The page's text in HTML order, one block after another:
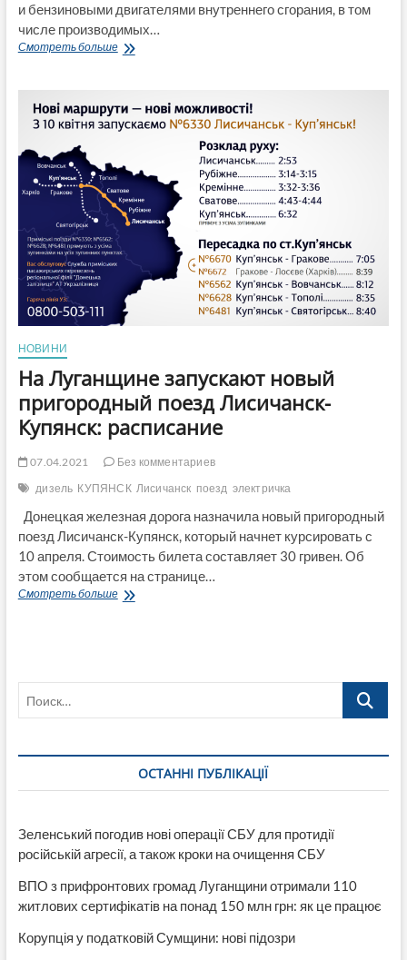
и бензиновыми двигателями внутреннего сгорания, в том
числе производимых…
Смотреть большеУкраинцам
бензиновые
и
–
законопроект
НОВИНИ
На Луганщине запускают новый
пригородный поезд Лисичанск-
Купянск: расписание
07.04.2021
Без комментариев
дизель КУПЯНСК Лисичанск поезд электричка
Донецкая железная дорога назначила новый пригородный
поезд Лисичанск-Купянск, который начнет курсировать с
10 апреля. Стоимость билета составляет 30 гривен. Об
этом сообщается на странице…
Смотреть большеНа
Поиск…
ОСТАННІ ПУБЛІКАЦІЇ
Зеленський погодив нові операції СБУ для протидії
російській агресії, а також кроки на очищення СБУ
ВПО з прифронтових громад Луганщини отримали 110
житлових сертифікатів на понад 150 млн грн: як це працює
Корупція у податковій Сумщини: нові підозри